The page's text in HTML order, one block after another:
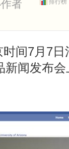
排行榜
者
时间7月7
闻发布